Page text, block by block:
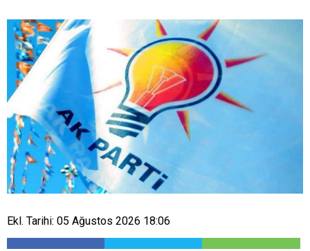
Ekl. Tarihi: 05 Ağustos 2026 18:06